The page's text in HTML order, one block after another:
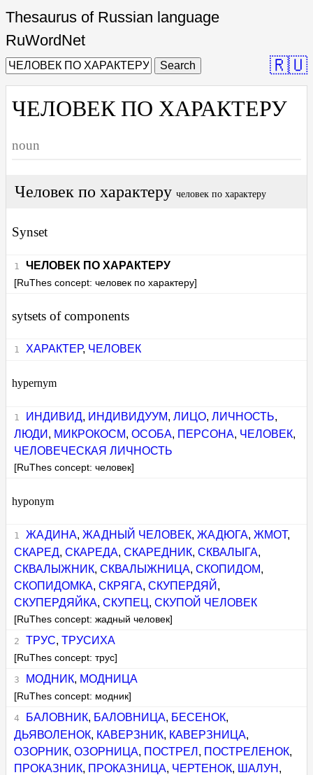
Thesaurus of Russian language
RuWordNet
Search 🇷🇺
ЧЕЛОВЕК ПО ХАРАКТЕРУ
noun
Человек по характеру человек по характеру
Synset
ЧЕЛОВЕК ПО ХАРАКТЕРУ
[RuThes concept: человек по характеру]
sytsets of components
ХАРАКТЕР, ЧЕЛОВЕК
hypernym
ИНДИВИД, ИНДИВИДУУМ, ЛИЦО, ЛИЧНОСТЬ,
ЛЮДИ , МИКРОКОСМ,ОСОБА, ПЕРСОНА, ЧЕЛОВЕК,
ЧЕЛОВЕЧЕСКАЯ ЛИЧНОСТЬ
[RuThes concept: человек]
hyponym
ЖАДИНА, ЖАДНЫЙ ЧЕЛОВЕК, ЖАДЮГА, ЖМОТ,
СКАРЕД,СКАРЕДА,СКАРЕДНИК,СКВАЛЫГА,
СКВАЛЫЖНИК,СКВАЛЫЖНИЦА,СКОПИДОМ,
СКОПИДОМКА,СКРЯГА,СКУПЕРДЯЙ ,
СКУПЕРДЯЙКА,СКУПЕЦ ,СКУПОЙ ЧЕЛОВЕК
[RuThes concept: жадный человек]
ТРУС, ТРУСИХА
[RuThes concept: трус]
МОДНИК, МОДНИЦА
[RuThes concept: модник]
БАЛОВНИК, БАЛОВНИЦА, БЕСЕНОК,
ДЬЯВОЛЕНОК, КАВЕРЗНИК, КАВЕРЗНИЦА,
ОЗОРНИК,ОЗОРНИЦА, ПОСТРЕЛ , ПОСТРЕЛЕНОК,
ПРОКАЗНИК, ПРОКАЗНИЦА, ЧЕРТЕНОК, ШАЛУН ,